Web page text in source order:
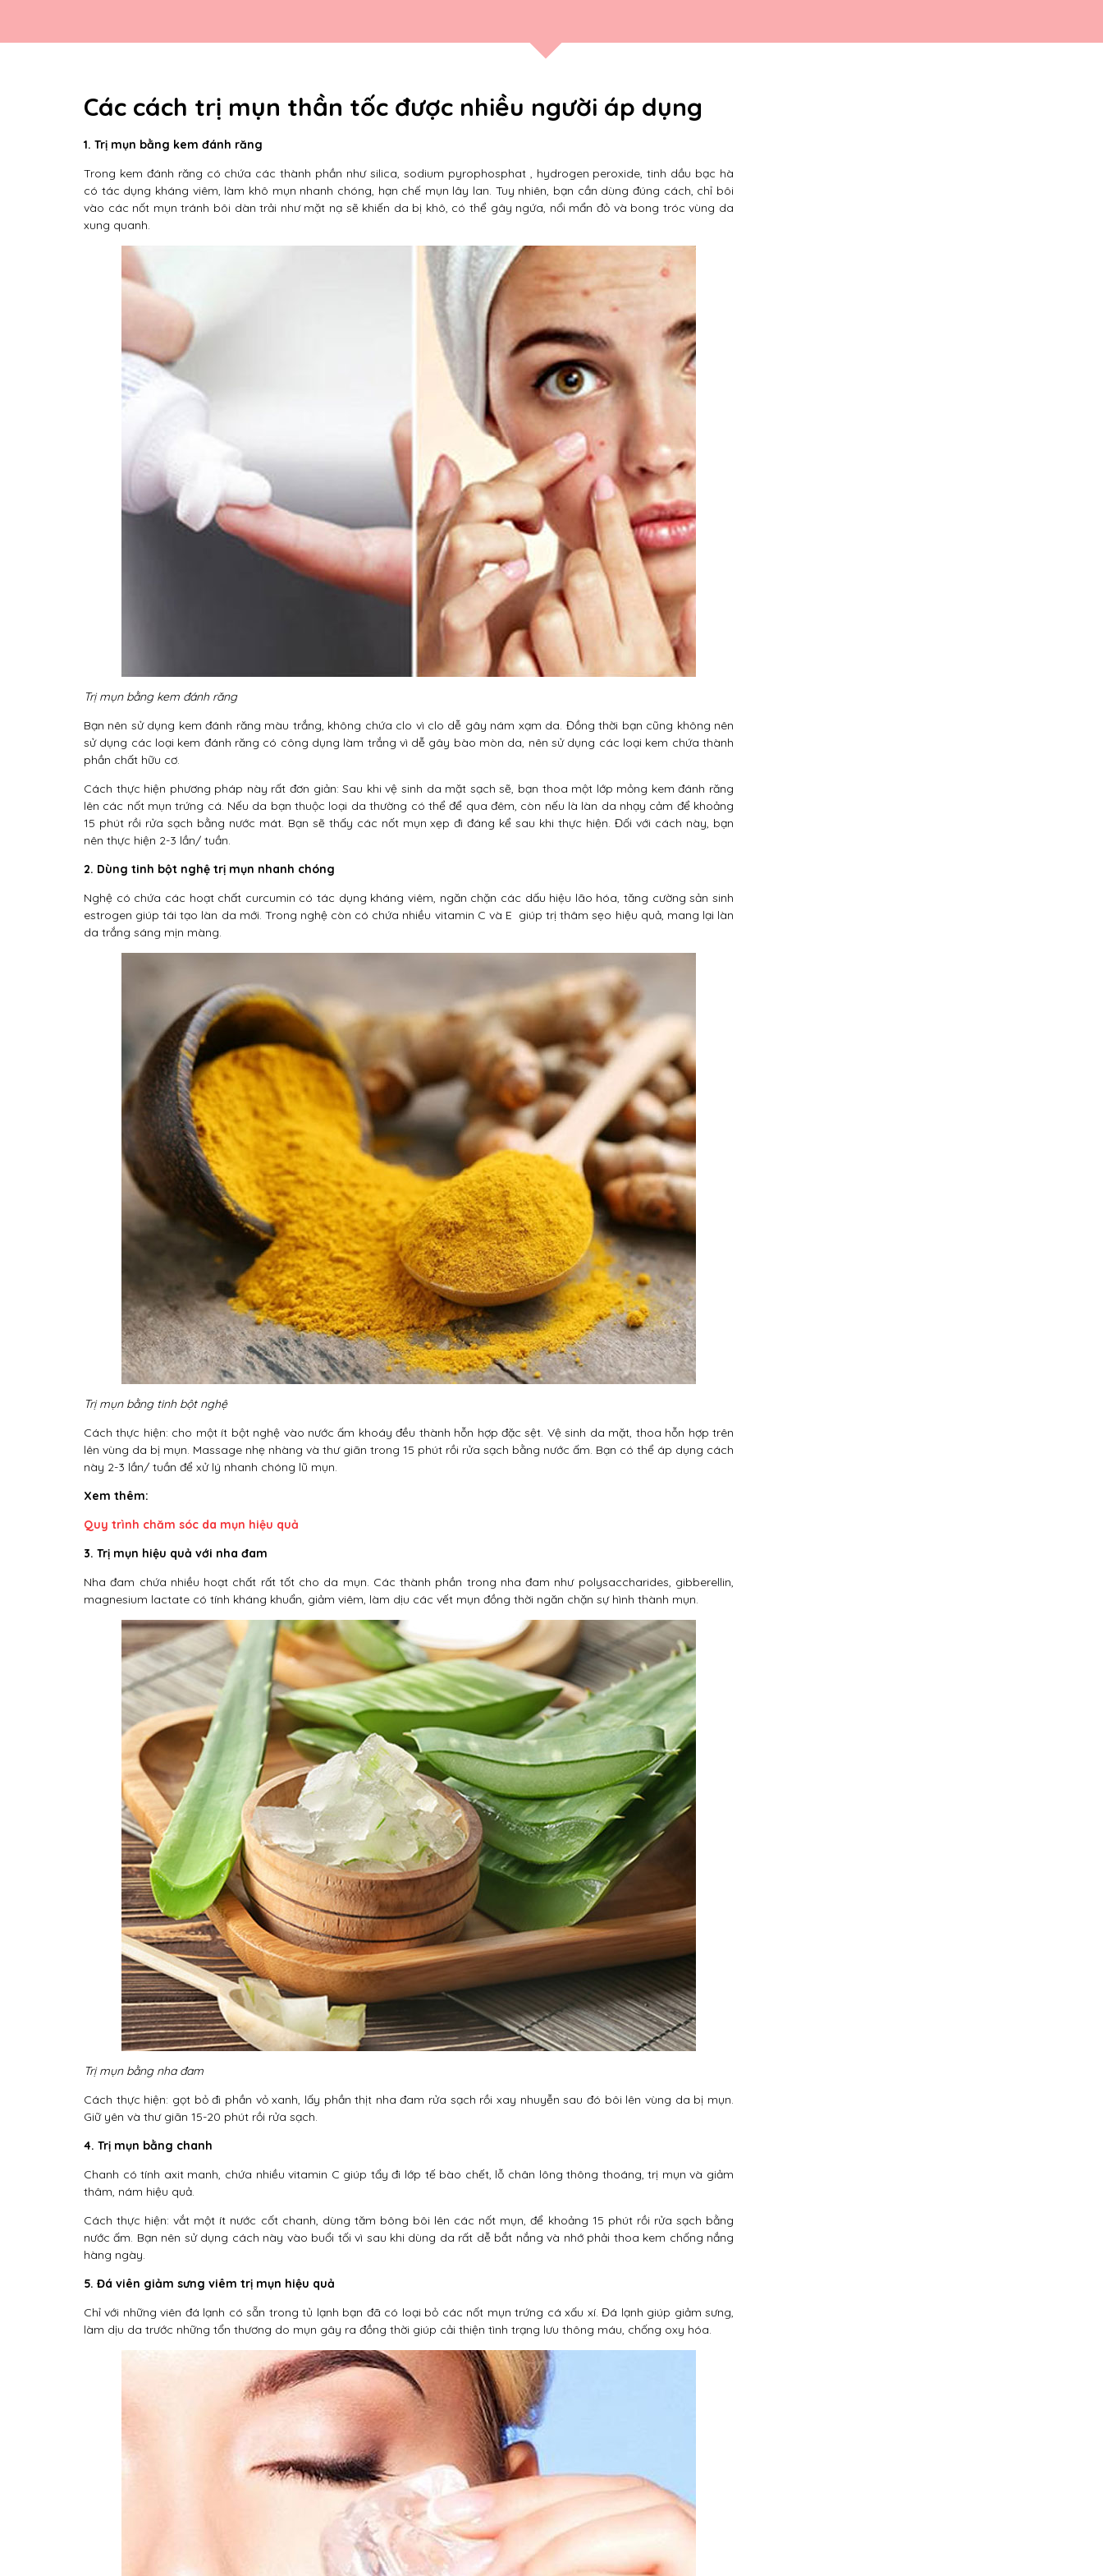
Các cách trị mụn thần tốc được nhiều người áp dụng
1. Trị mụn bằng kem đánh răng
Trong kem đánh răng có chứa các thành phần như silica, sodium pyrophosphat , hydrogen peroxide, tinh dầu bạc hà
có tác dụng kháng viêm, làm khô mụn nhanh chóng, hạn chế mụn lây lan. Tuy nhiên, bạn cần dùng đúng cách, chỉ bôi
vào các nốt mụn tránh bôi dàn trải như mặt nạ sẽ khiến da bị khô, có thể gây ngứa, nổi mẩn đỏ và bong tróc vùng da
xung quanh.
Trị mụn bằng kem đánh răng
Bạn nên sử dụng kem đánh răng màu trắng, không chứa clo vì clo dễ gây nám xạm da. Đồng thời bạn cũng không nên
sử dụng các loại kem đánh răng có công dụng làm trắng vì dễ gây bào mòn da, nên sử dụng các loại kem chứa thành
phần chất hữu cơ.
Cách thực hiện phương pháp này rất đơn giản: Sau khi vệ sinh da mặt sạch sẽ, bạn thoa một lớp mỏng kem đánh răng
lên các nốt mụn trứng cá. Nếu da bạn thuộc loại da thường có thể để qua đêm, còn nếu là làn da nhạy cảm để khoảng
15 phút rồi rửa sạch bằng nước mát. Bạn sẽ thấy các nốt mụn xẹp đi đáng kể sau khi thực hiện. Đối với cách này, bạn
nên thực hiện 2-3 lần/ tuần.
2. Dùng tinh bột nghệ trị mụn nhanh chóng
Nghệ có chứa các hoạt chất curcumin có tác dụng kháng viêm, ngăn chặn các dấu hiệu lão hóa, tăng cường sản sinh
estrogen giúp tái tạo làn da mới. Trong nghệ còn có chứa nhiều vitamin C và E giúp trị thâm sẹo hiệu quả, mang lại làn
da trắng sáng mịn màng.
Trị mụn bằng tinh bột nghệ
Cách thực hiện: cho một ít bột nghệ vào nước ấm khoáy đều thành hỗn hợp đặc sệt. Vệ sinh da mặt, thoa hỗn hợp trên
lên vùng da bị mụn. Massage nhẹ nhàng và thư giãn trong 15 phút rồi rửa sạch bằng nước ấm. Bạn có thể áp dụng cách
này 2-3 lần/ tuần để xử lý nhanh chóng lũ mụn.
Xem thêm:
Quy trình chăm sóc da mụn hiệu quả
3. Trị mụn hiệu quả với nha đam
Nha đam chứa nhiều hoạt chất rất tốt cho da mụn. Các thành phần trong nha đam như polysaccharides, gibberellin,
magnesium lactate có tính kháng khuẩn, giảm viêm, làm dịu các vết mụn đồng thời ngăn chặn sự hình thành mụn.
Trị mụn bằng nha đam
Cách thực hiện: gọt bỏ đi phần vỏ xanh, lấy phần thịt nha đam rửa sạch rồi xay nhuyễn sau đó bôi lên vùng da bị mụn.
Giữ yên và thư giãn 15-20 phút rồi rửa sạch.
4. Trị mụn bằng chanh
Chanh có tính axit manh, chứa nhiều vitamin C giúp tẩy đi lớp tế bào chết, lỗ chân lông thông thoáng, trị mụn và giảm
thâm, nám hiệu quả.
Cách thực hiện: vắt một ít nước cốt chanh, dùng tăm bông bôi lên các nốt mụn, để khoảng 15 phút rồi rửa sạch bằng
nước ấm. Bạn nên sử dụng cách này vào buổi tối vì sau khi dùng da rất dễ bắt nắng và nhớ phải thoa kem chống nắng
hàng ngày.
5. Đá viên giảm sưng viêm trị mụn hiệu quả
Chỉ với những viên đá lạnh có sẵn trong tủ lạnh bạn đã có loại bỏ các nốt mụn trứng cá xấu xí. Đá lạnh giúp giảm sưng,
làm dịu da trước những tổn thương do mụn gây ra đồng thời giúp cải thiện tình trạng lưu thông máu, chống oxy hóa.